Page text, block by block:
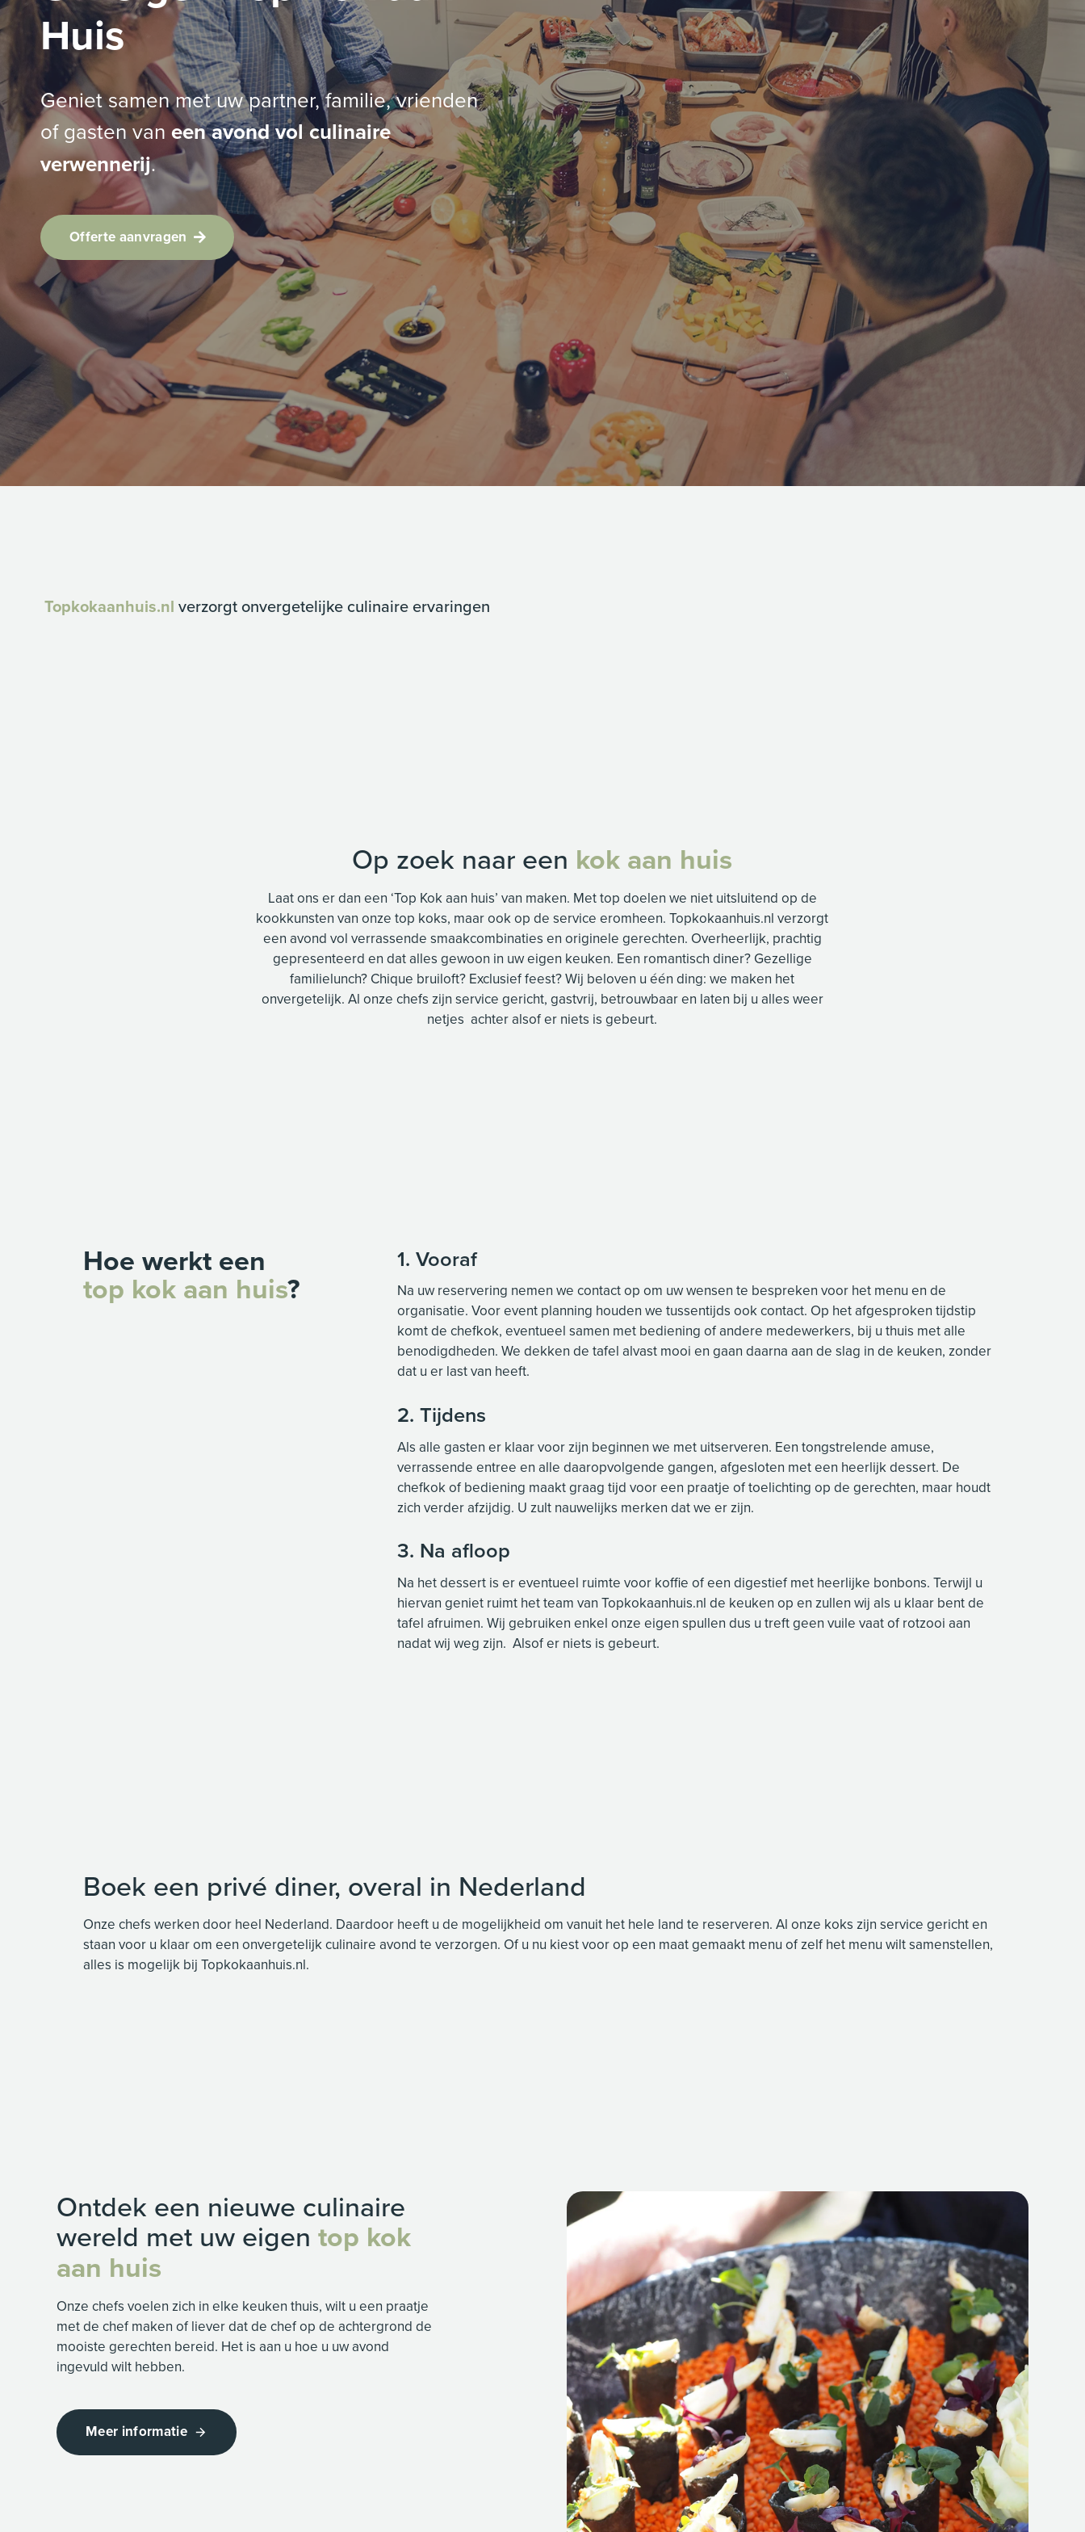
Huis
Geniet samen met uw partner, familie, vrienden
of gasten vaneen avond vol culinaire
verwennerij.
Offerte aanvragen
Topkokaanhuis.nlverzorgt onvergetelijke culinaire ervaringen
Op zoek naar een kok aan huis
Laat ons er dan een ‘Top Kok aan huis’ van maken. Met top doelen we niet uitsluitend op de
kookkunsten van onze top koks, maar ook op de service eromheen. Topkokaanhuis.nl verzorgt
een avond vol verrassende smaakcombinaties en originele gerechten. Overheerlijk, prachtig
gepresenteerd en dat alles gewoon in uw eigen keuken. Een romantisch diner? Gezellige
familielunch? Chique bruiloft? Exclusief feest? Wij beloven u één ding: we maken het
onvergetelijk. Al onze chefs zijn service gericht, gastvrij, betrouwbaar en laten bij u alles weer
netjes achter alsof er niets is gebeurt.
Hoe werkt een
top kok aan huis?
1. Vooraf
Na uw reservering nemen we contact op om uw wensen te bespreken voor het menu en de
organisatie. Voor event planning houden we tussentijds ook contact. Op het afgesproken tijdstip
komt de chefkok, eventueel samen met bediening of andere medewerkers, bij u thuis met alle
benodigdheden. We dekken de tafel alvast mooi en gaan daarna aan de slag in de keuken, zonder
dat u er last van heeft.
2. Tijdens
Als alle gasten er klaar voor zijn beginnen we met uitserveren. Een tongstrelende amuse,
verrassende entree en alle daaropvolgende gangen, afgesloten met een heerlijk dessert. De
chefkok of bediening maakt graag tijd voor een praatje of toelichting op de gerechten, maar houdt
zich verder afzijdig. U zult nauwelijks merken dat we er zijn.
3. Na afloop
Na het dessert is er eventueel ruimte voor koffie of een digestief met heerlijke bonbons. Terwijl u
hiervan geniet ruimt het team van Topkokaanhuis.nl de keuken op en zullen wij als u klaar bent de
tafel afruimen. Wij gebruiken enkel onze eigen spullen dus u treft geen vuile vaat of rotzooi aan
nadat wij weg zijn. Alsof er niets is gebeurt.
Boek een privé diner, overal in Nederland
Onze chefs werken door heel Nederland. Daardoor heeft u de mogelijkheid om vanuit het hele land te reserveren. Al onze koks zijn service gericht en
staan voor u klaar om een onvergetelijk culinaire avond te verzorgen. Of u nu kiest voor op een maat gemaakt menu of zelf het menu wilt samenstellen,
alles is mogelijk bij Topkokaanhuis.nl.
Ontdek een nieuwe culinaire
wereld met uw eigentop kok
aan huis
Onze chefs voelen zich in elke keuken thuis, wilt u een praatje
met de chef maken of liever dat de chef op de achtergrond de
mooiste gerechten bereid. Het is aan u hoe u uw avond
ingevuld wilt hebben.
Meer informatie